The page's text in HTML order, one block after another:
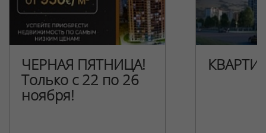
ЧЕРНАЯ ПЯТНИЦА!
Только с 22 по 26
ноября!